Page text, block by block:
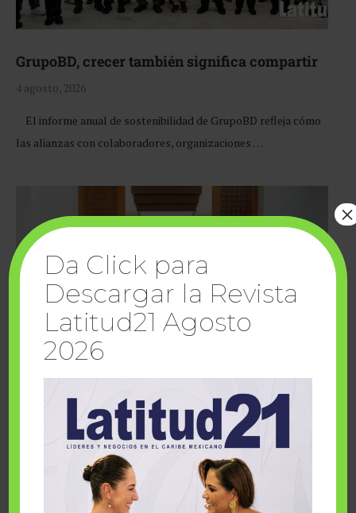
GrupoBD, crecer también significa compartir
4 agosto, 2026
El informe anual de sostenibilidad de GrupoBD refleja cómo
las alianzas con colaboradores, organizaciones …
Cuando la solidaridad inspira; cumplen
sueños Fairmont Mayakoba y Make-A-Wish
Da Click para
Descargar la Revista
Latitud21 Agosto
2026
×